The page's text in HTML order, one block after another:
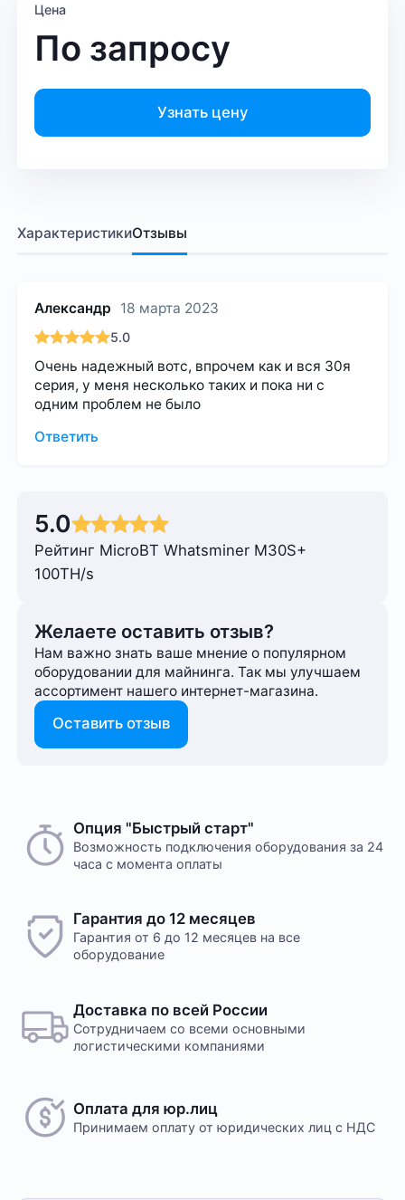
Цена
По запросу
Узнать цену
ХарактеристикиОтзывы
Александр 18 марта 2023
5.0
Очень надежный вотс, впрочем как и вся 30я
серия, у меня несколько таких и пока ни с
одним проблем не было
Ответить
5.0
Рейтинг MicroBT Whatsminer M30S+
100TH/s
Желаете оставить отзыв?
Нам важно знать ваше мнение о популярном
оборудовании для майнинга. Так мы улучшаем
ассортимент нашего интернет-⁠магазина.
Оставить отзыв
Опция "Быстрый старт"
Возможность подключения оборудования за 24
часа с момента оплаты
Гарантия до 12 месяцев
Гарантия от 6 до 12 месяцев на все
оборудование
Доставка по всей России
Сотрудничаем со всеми основными
логистическими компаниями
Оплата для юр.лиц
Принимаем оплату от юридических лиц с НДС